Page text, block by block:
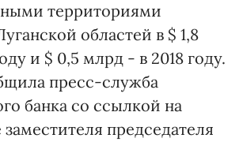
территориями
областей в $ 1,8
и $ 0,5 млрд - в 2018 году.
пресс-служба
банка со ссылкой на
председателя